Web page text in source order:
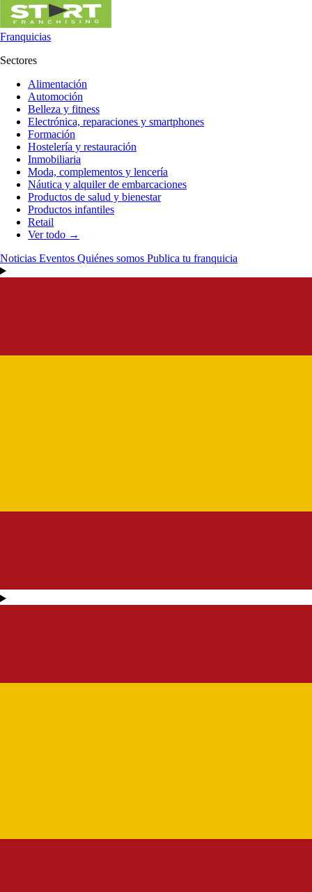
Franquicias
Sectores
Alimentación
Automoción
Belleza y fitness
Electrónica, reparaciones y smartphones
Formación
Hostelería y restauración
Inmobiliaria
Moda, complementos y lencería
Náutica y alquiler de embarcaciones
Productos de salud y bienestar
Productos infantiles
Retail
Ver todo →
Noticias Eventos Quiénes somos Publica tu franquicia